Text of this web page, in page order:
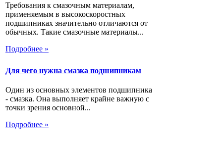
Требования к смазочным материалам,
применяемым в высокоскоростных
подшипниках значительно отличаются от
обычных. Такие смазочные материалы...
Подробнее »
Для чего нужна смазка подшипникам
Один из основных элементов подшипника
- смазка. Она выполняет крайне важную с
точки зрения основной...
Подробнее »